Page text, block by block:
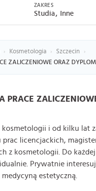
ZAKRES
Studia Inne
› Kosmetologia › Szczecin
›
ZALICZENIOWE ORAZ
PRACE
kosmetologii i od kilku lat
prac licencjackich,
z kosmetologii. Do
Prywatnie
estetyczną.